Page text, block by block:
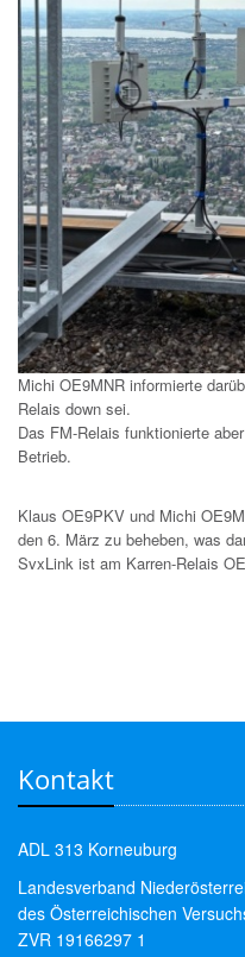
Michi OE9MNR informierte
Relais down sei.
Das FM-Relais funktionierte
Betrieb.
Klaus OE9PKV und Michi
den 6. März zu beheben, was
SvxLink ist am Karren-Relais
Kontakt
ADL 313 Korneuburg
Landesverband
des Österreichischen
ZVR 19166297 1